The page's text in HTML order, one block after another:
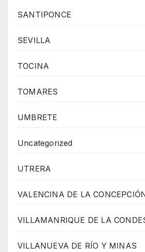
SANTIPONCE
SEVILLA
TOCINA
TOMARES
UMBRETE
Uncategorized
UTRERA
VALENCINA DE LA
VILLAMANRIQUE DE LA
VILLANUEVA DE RÍO Y MINAS